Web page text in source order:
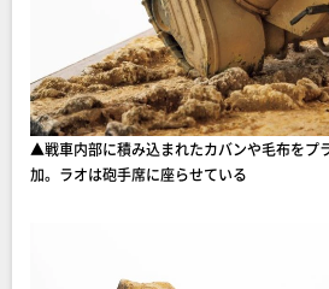
▲戦車内部に積み込まれたカバンや毛布をプ
加。ラオは砲手席に座らせている